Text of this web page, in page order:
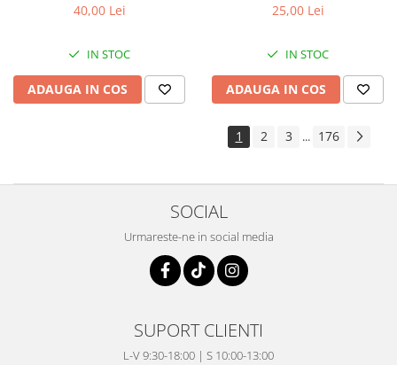
40,00 Lei
IN STOC
ADAUGA IN COS
25,00 Lei
IN STOC
ADAUGA IN COS
1 2 3 ... 176
SOCIAL
Urmareste-ne in social media
SUPORT CLIENTI
L-V 9:30-18:00 | S 10:00-13:00